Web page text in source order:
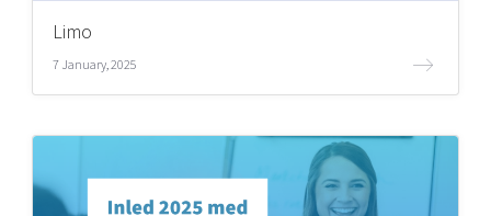
Limo
7 January, 2025